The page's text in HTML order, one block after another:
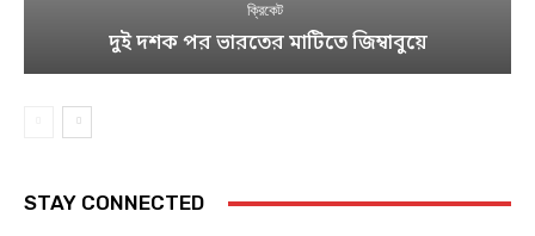
ক্রিকেট
দুই দশক পর ভারতের মাটিতে জিম্বাবুয়ে
STAY CONNECTED